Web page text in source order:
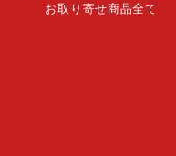
お取り寄せ商品全て